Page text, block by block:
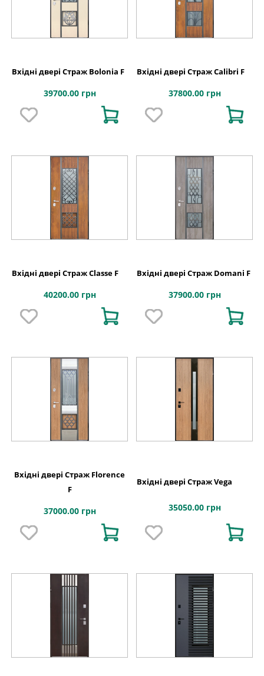
Вхідні двері Страж Bolonia F
39700.00 грн
Вхідні двері Страж Calibri F
37800.00 грн
Вхідні двері Страж Classe F
40200.00 грн
Вхідні двері Страж Domani F
37900.00 грн
Вхідні двері Страж Florence
F
37000.00 грн
Вхідні двері Страж Vega
35050.00 грн